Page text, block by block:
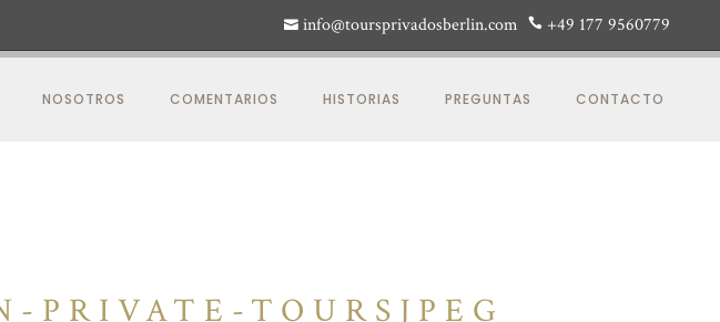
info@toursprivadosberlin.com +49 177 9560779
NOSOTROS COMENTARIOS HISTORIAS PREGUNTAS CONTACTO
TOURSJPEG